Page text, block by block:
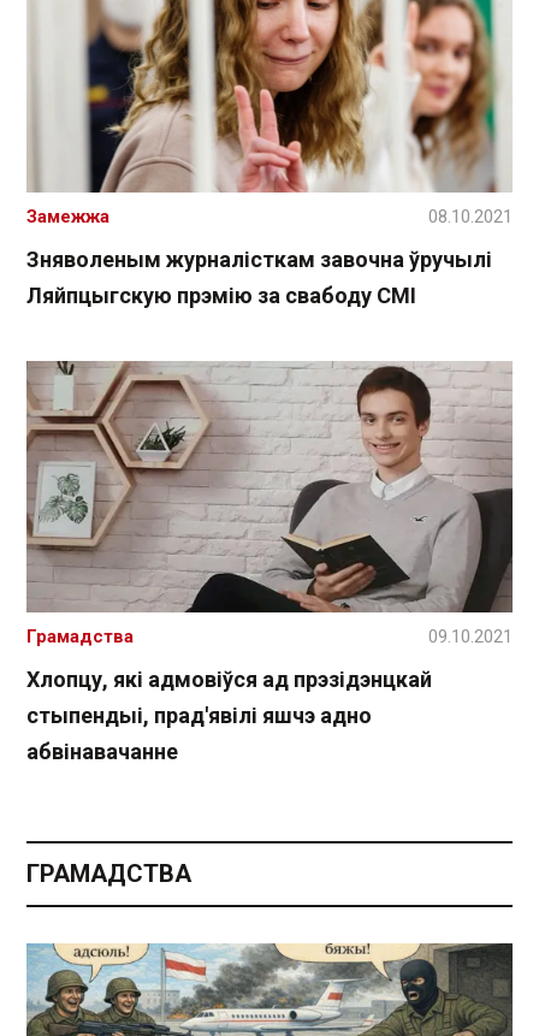
Зняволеным журналісткам завочна ўручылі
Ляйпцыгскую прэмію за свабоду СМІ
Замежжа 08.10.2021
Хлопцу, які адмовіўся ад прэзідэнцкай
стыпендыі, прад'явілі яшчэ адно
абвінавачанне
Грамадства 09.10.2021
ГРАМАДСТВА